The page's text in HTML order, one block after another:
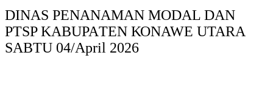
DINAS PΕΝΑΝΑΜAN MODAL DAN
PTSP KABUPAΤΕΝ ΚΟNAWE UTARA
SABTU 04/April 2026